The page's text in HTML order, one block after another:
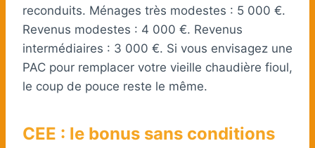
reconduits. Ménages très modestes : 5 000 €.
Revenus modestes : 4 000 €. Revenus
intermédiaires : 3 000 €. Si vous envisagez une
PAC pour remplacer votre vieille chaudière fioul,
le coup de pouce reste le même.
CEE : le bonus sans conditions